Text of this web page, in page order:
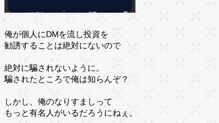
俺が個人にDMを流し投資を
勧誘することは絶対にないので
絶対に騙されないように。
騙されたところで俺は知らんぞ？
しかし、俺のなりすましって
もっと有名人がいるだろうにねぇ。